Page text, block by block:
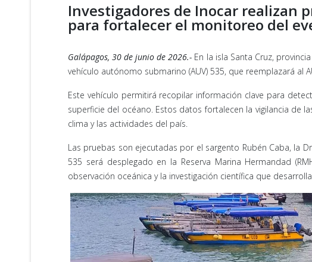
Investigadores de Inocar realizan
para fortalecer el monitoreo del
Galápagos, 30 de junio de 2026.- En la isla Santa Cruz,
vehículo autónomo submarino (AUV) 535, que reemplazará al
Este vehículo permitirá recopilar información clave para
superficie del océano. Estos datos fortalecen la vigilancia de
clima y las actividades del país.
Las pruebas son ejecutadas por el sargento Rubén Caba, la
535 será desplegado en la Reserva Marina Hermandad
observación oceánica y la investigación científica que